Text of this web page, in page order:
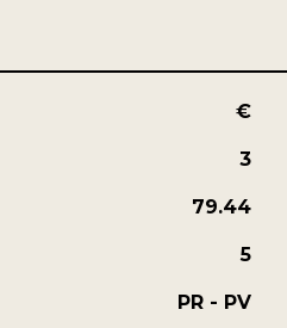
€
3
79.44
5
PR - PV